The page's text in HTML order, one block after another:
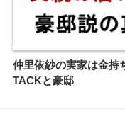
仲里依紗の実家は金持
TACKと豪邸